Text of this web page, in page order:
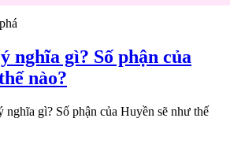
nghĩa gì? Số phận của
nào?
gì? Số phận của Huyền sẽ như thế